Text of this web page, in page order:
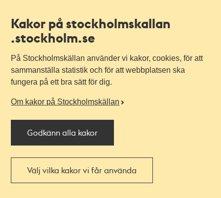
Kakor på stockholmskallan
.stockholm.se
På Stockholmskällan använder vi kakor, cookies, för att
sammanställa statistik och för att webbplatsen ska
fungera på ett bra sätt för dig.
Om kakor på Stockholmskällan
Godkänn alla kakor
Välj vilka kakor vi får använda